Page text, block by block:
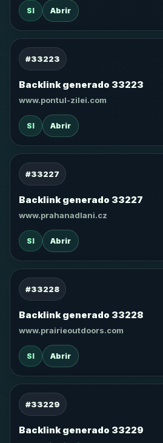
SI Abrir
#33223
Backlink generado 33223
www.pontul-zilei.com
SI Abrir
#33227
Backlink generado 33227
www.prahanadlani.cz
SI Abrir
#33228
Backlink generado 33228
www.prairieoutdoors.com
SI Abrir
#33229
Backlink generado 33229